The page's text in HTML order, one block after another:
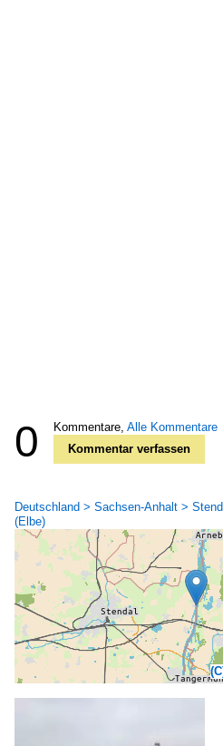
0 Kommentare, Alle Kommentare
Kommentar verfassen
Deutschland > Sachsen-Anhalt >
(Elbe)